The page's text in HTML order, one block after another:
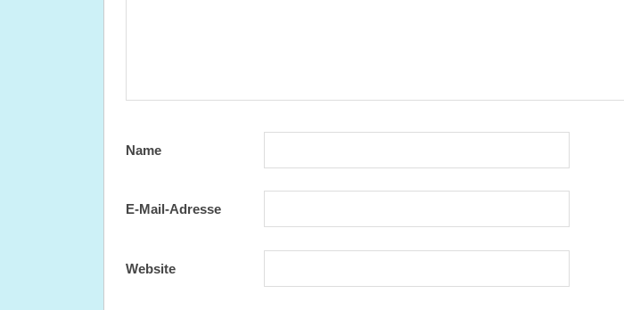
Name
E-Mail-Adresse
Website